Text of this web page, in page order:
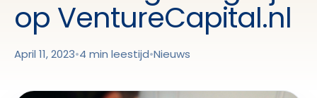
op VentureCapital.nl
April 11, 2023•4 min leestijd•Nieuws